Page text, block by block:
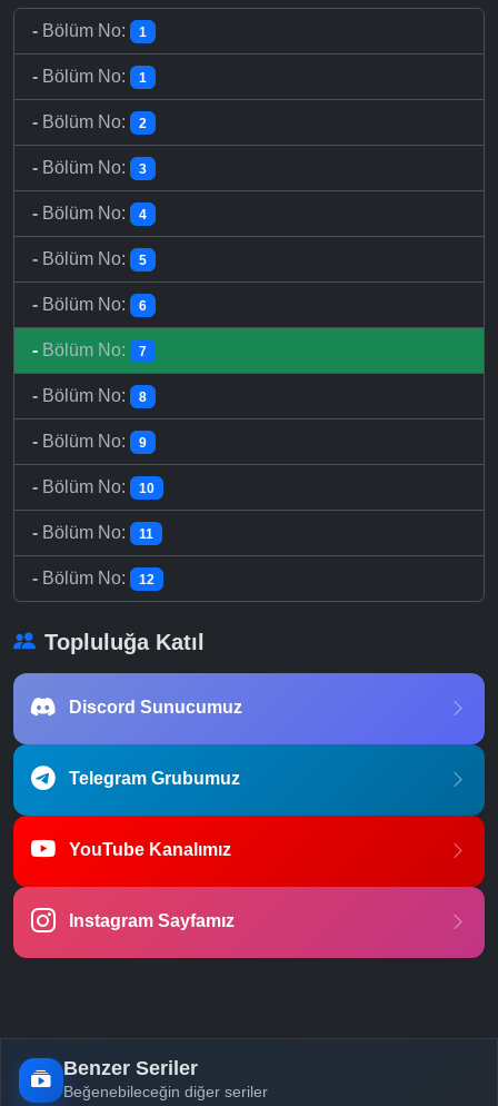
- Bölüm No: 1
- Bölüm No: 1
- Bölüm No: 2
- Bölüm No: 3
- Bölüm No: 4
- Bölüm No: 5
- Bölüm No: 6
- Bölüm No: 7
- Bölüm No: 8
- Bölüm No: 9
- Bölüm No: 10
- Bölüm No: 11
- Bölüm No: 12
Topluluğa Katıl
Discord Sunucumuz
Telegram Grubumuz
YouTube Kanalımız
Instagram Sayfamız
Benzer Seriler
Beğenebileceğin diğer seriler